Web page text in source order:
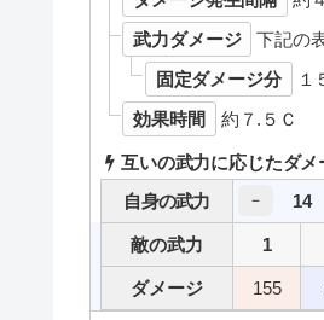
武力ダメージ
下記の
固定ダメージ分
１
効果時間
約７.５Ｃ
互いの武力に応じたダメ
自身の武力
－ 14
敵の武力 1
ダメージ 155